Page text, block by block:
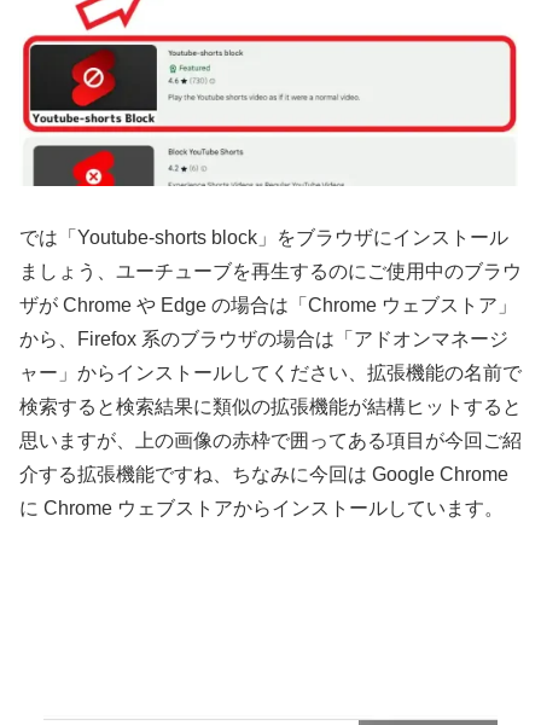
では「Youtube-shorts block」をブラウザにインストール
ましょう、ユーチューブを再生するのにご使用中のブラウ
ザが Chrome や Edge の場合は「Chrome ウェブストア」
から、Firefox 系のブラウザの場合は「アドオンマネージ
ャー」からインストールしてください、拡張機能の名前で
検索すると検索結果に類似の拡張機能が結構ヒットすると
思いますが、上の画像の赤枠で囲ってある項目が今回ご紹
介する拡張機能ですね、ちなみに今回は Google Chrome
に Chrome ウェブストアからインストールしています。